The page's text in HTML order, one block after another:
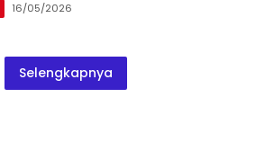
16/05/2026
Selengkapnya